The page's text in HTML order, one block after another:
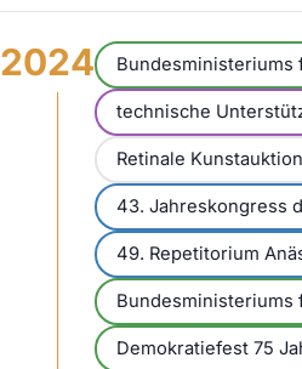
2024 Bundesministeriums
technische
Retinale
43. Jahreskongress
49. Repetitorium
Bundesministeriums
Demokratiefest 75